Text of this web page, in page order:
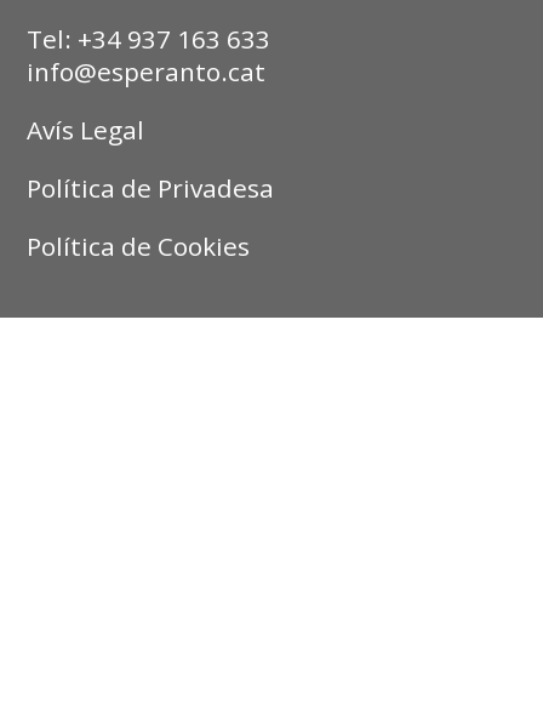
Tel: +34 937 163 633
info@esperanto.cat
Avís Legal
Política de Privadesa
Política de Cookies